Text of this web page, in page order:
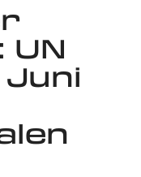
UN